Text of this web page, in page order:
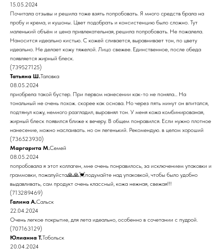
15.05.2024
Почитала отзывы и решила тоже взять попробовать. Я много средств брала на
пробу и крема, и кушоны. Цвет подобрать и консистенцию было сложно. Тут
маленький объëм и цена привлекательная, решила попробовать. Не пожалела.
Наносится идеально кистью. С кожей сливается, выравнивает тон, по цвету
идеально. Не делает кожу тяжелой. Лицо свежее. Единственное, после обеда
появляется жирный блеск.
(739527125)
Татьяна Ш.Таловка
08.05.2024
приобрела такой бустер. При первом нанесении как-то не поняла... На
тональный не очень похож. скорее как основа. Но через пять минут он впитался,
подтянул кожу, немного разгладил, выровнял тон. У меня кожа комбинированая,
жирный блеск появился ближе к вечеру. В общем понравился. Если нужно плотное
нанесение, можно наслаивать. но он легенький. Рекомендую. в целом хороший
(736523930)
Маргарита М.Семей
08.05.2024
попробовала я этот коллаген, мне очень понравилось, за исключением упаковки и
граммовки, пожалуйста🙏🙏💓подумайте над упаковкой, чтобы было удобно
выдавливать, сам продукт очень классный, кожа нежная, свежая!!!
(713289469)
Галина А.Сальск
22.04.2024
Очень легкое покрытие, для лета идеально, особенно в сочетании с пудрой.
(707163129)
Юлианна Т.Тобольск
20.04.2024